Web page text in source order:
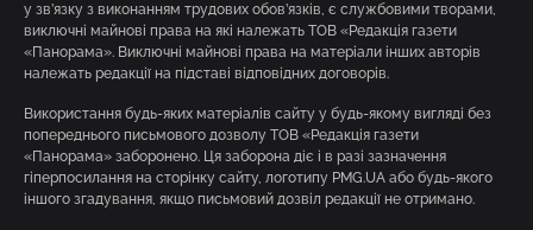
у зв’язку з виконанням трудових обов’язків, є службовими творами,
виключні майнові права на які належать ТОВ «Редакція газети
«Панорама». Виключні майнові права на матеріали інших авторів
належать редакції на підставі відповідних договорів.
Використання будь-яких матеріалів сайту у будь-якому вигляді без
попереднього письмового дозволу ТОВ «Редакція газети
«Панорама» заборонено. Ця заборона діє і в разі зазначення
гіперпосилання на сторінку сайту, логотипу PMG.UA або будь-якого
іншого згадування, якщо письмовий дозвіл редакції не отримано.